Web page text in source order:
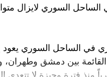
الساحل السوري لايزال
في الساحل السوري يعود
القائمة بين دمشق